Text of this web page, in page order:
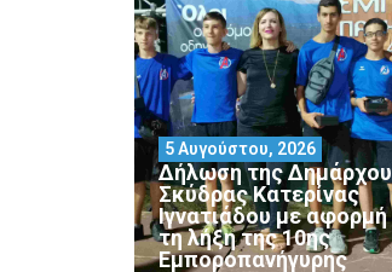
Δήλωση της Δημάρχου
Σκύδρας Κατερίνας
Ιγνατιάδου με αφορμή
τη λήξη της 10ης
Εμποροπανήγυρης
5 Αυγούστου, 2026